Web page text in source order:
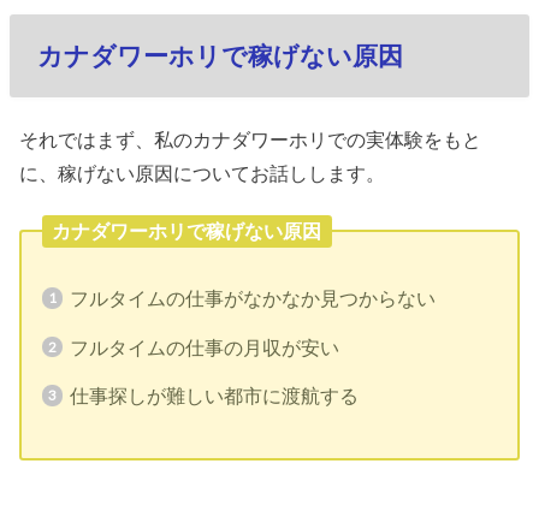
カナダワーホリで稼げない原因
それではまず、私のカナダワーホリでの実体験をもと
に、稼げない原因についてお話しします。
カナダワーホリで稼げない原因
フルタイムの仕事がなかなか見つからない
フルタイムの仕事の月収が安い
仕事探しが難しい都市に渡航する